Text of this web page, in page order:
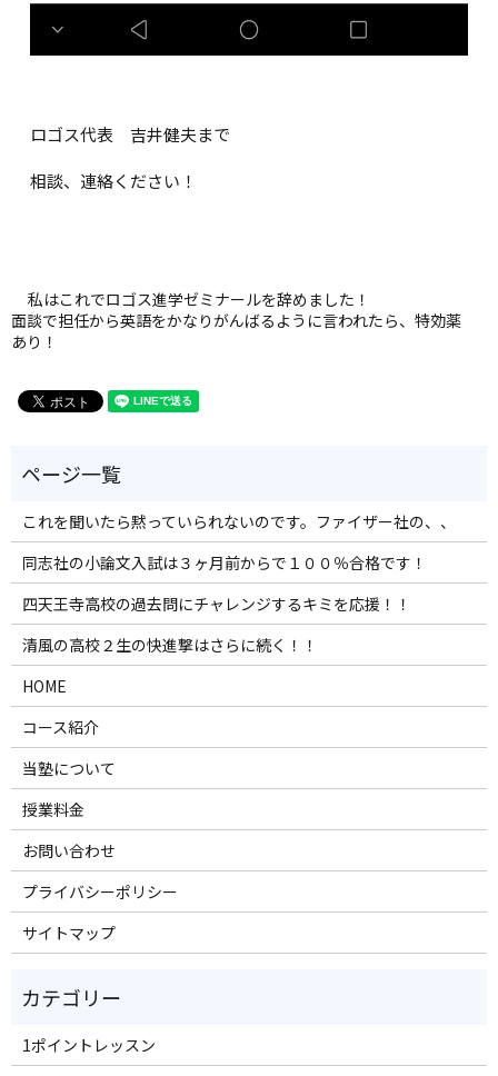
ロゴス代表 吉井健夫まで
相談、連絡ください！
私はこれでロゴス進学ゼミナールを辞めました！
面談で担任から英語をかなりがんばるように言われたら、特効薬
あり！
これを聞いたら黙っていられないのです。ファイザー社の、、
同志社の小論文入試は３ヶ月前からで１００％合格です！
四天王寺高校の過去問にチャレンジするキミを応援！！
清風の高校２生の快進撃はさらに続く！！
HOME
コース紹介
当塾について
授業料金
お問い合わせ
プライバシーポリシー
サイトマップ
1ポイントレッスン